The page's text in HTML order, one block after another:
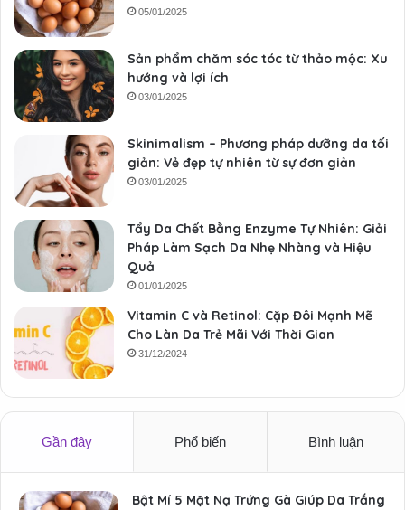
05/01/2025
Sản phẩm chăm sóc tóc từ thảo mộc: Xu
hướng và lợi ích
03/01/2025
Skinimalism – Phương pháp dưỡng da tối
giản: Vẻ đẹp tự nhiên từ sự đơn giản
03/01/2025
Tẩy Da Chết Bằng Enzyme Tự Nhiên: Giải
Pháp Làm Sạch Da Nhẹ Nhàng và Hiệu
Quả
01/01/2025
Vitamin C và Retinol: Cặp Đôi Mạnh Mẽ
Cho Làn Da Trẻ Mãi Với Thời Gian
31/12/2024
Gần đây Phổ biến Bình luận
Bật Mí 5 Mặt Nạ Trứng Gà Giúp Da Trắng